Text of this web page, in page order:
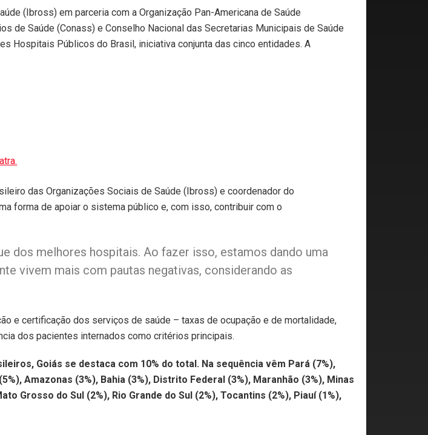
(Ibross) em parceria com a Organização Pan-Americana de Saúde
de Saúde (Conass) e Conselho Nacional das Secretarias Municipais de Saúde
Hospitais Públicos do Brasil, iniciativa conjunta das cinco entidades. A
das Organizações Sociais de Saúde (Ibross) e coordenador do
forma de apoiar o sistema público e, com isso, contribuir com o
dos melhores hospitais. Ao fazer isso, estamos dando uma
vivem mais com pautas negativas, considerando as
e certificação dos serviços de saúde – taxas de ocupação e de mortalidade,
dos pacientes internados como critérios principais.
Goiás se destaca com 10% do total. Na sequência vêm Pará (7%),
Amazonas (3%), Bahia (3%), Distrito Federal (3%), Maranhão (3%), Minas
Grosso do Sul (2%), Rio Grande do Sul (2%), Tocantins (2%), Piauí (1%),